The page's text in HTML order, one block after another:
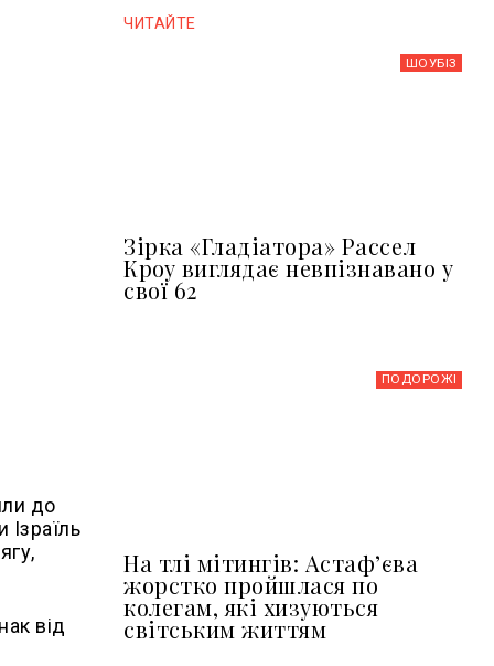
до
від
ЧИТАЙТЕ
ШОУБIЗ
Зірка «Гладіатора» Рассел
Кроу виглядає невпізнавано у
свої 62
ПОДОРОЖІ
На тлі мітингів: Астафʼєва
жорстко пройшлася по
колегам, які хизуються
світським життям